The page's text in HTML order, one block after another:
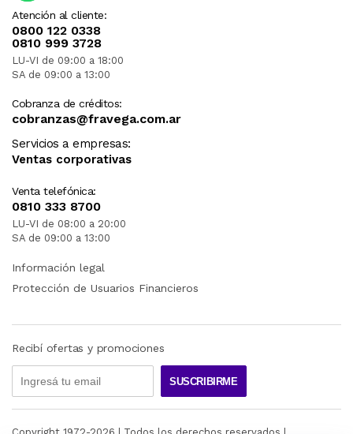
Atención al cliente:
0800 122 0338
0810 999 3728
LU-VI de 09:00 a 18:00
SA de 09:00 a 13:00
Cobranza de créditos:
cobranzas@fravega.com.ar
Servicios a empresas:
Ventas corporativas
Venta telefónica:
0810 333 8700
LU-VI de 08:00 a 20:00
SA de 09:00 a 13:00
Información legal
Protección de Usuarios Financieros
Recibí ofertas y promociones
SUSCRIBIRME